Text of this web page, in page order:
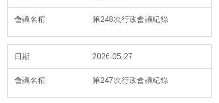
第248次行政會議紀錄
2026-05-27
第247次行政會議紀錄